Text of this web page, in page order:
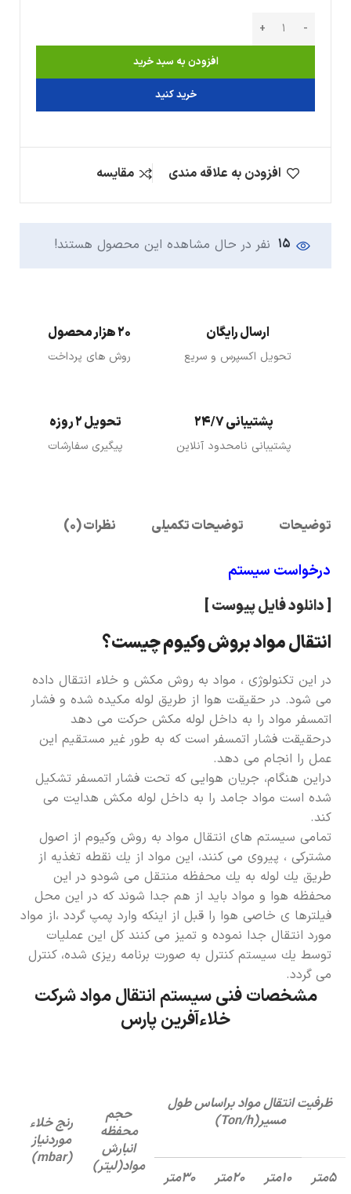
افزودن به سبد خرید
خرید کنید
افزودن به علاقه مندی مقایسه
15 نفر در حال مشاهده این محصول هستند!
ارسال رایگان
تحویل اکسپرس و سریع
20 هزار محصول
روش های پرداخت
پشتیبانی 24/7
پشتیبانی نامحدود آنلاین
تحویل 2 روزه
پیگیری سفارشات
توضیحات توضیحات تکمیلی نظرات (0)
درخواست سیستم
[ دانلود فایل پیوست ]
انتقال مواد بروش وکیوم چیست؟
در این تكنولوژی ، مواد به روش مكش و خلاء انتقال داده
می شود. در حقیقت هوا از طریق لوله مكیده شده و فشار
اتمسفر مواد را به داخل لوله مكش حرکت می دهد
درحقیقت فشار اتمسفر است كه به طور غیر مستقیم این
عمل را انجام می دهد.
دراین هنگام، جریان هوایی كه تحت فشار اتمسفر تشكیل
شده است مواد جامد را به داخل لوله مكش هدایت می
كند.
تمامی سیستم های انتقال مواد به روش وكیوم از اصول
مشترکی ، پیروی می كنند، این مواد از یك نقطه تغذیه از
طریق یك لوله به یك محفظه منتقل می شودو در این
محفظه هوا و مواد باید از هم جدا شوند که در این محل
فیلترها ی خاصی هوا را قبل از اینكه وارد پمپ گردد ،از مواد
مورد انتقال جدا نموده و تمیز می كنند کل این عملیات
توسط یك سیستم كنترل به صورت برنامه ریزی شده، كنترل
می گردد.
مشخصات فنی سیستم انتقال مواد شرکت
خلاءآفرین پارس
ظرفیت انتقال مواد براساس طول
مسیر(Ton/h
)
حجم
محفظه
انبارش
مواد(لیتر)
رنج خلاء
موردنیاز
(
mbar
)
۵متر
۱۰متر ۲۰متر ۳۰متر